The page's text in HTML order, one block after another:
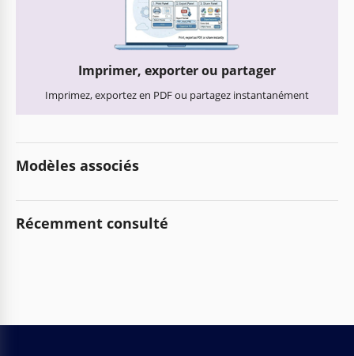
Imprimer, exporter ou partager
Imprimez, exportez en PDF ou partagez instantanément
Modèles associés
Récemment consulté